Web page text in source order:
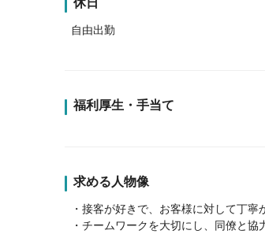
自由出勤
福利厚生・手当て
求める人物像
・接客が好きで、お客様に対して丁
・チームワークを大切にし、同僚と協